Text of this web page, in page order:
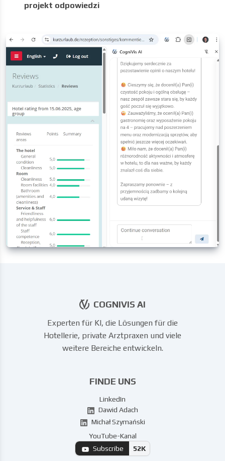
projekt odpowiedzi
COGNIVIS AI
Experten für KI, die Lösungen für die
Hotellerie, private Arztpraxen und viele
weitere Bereiche entwickeln.
FINDE UNS
LinkedIn
Dawid Adach
Michał Szymański
YouTube-Kanal
Subscribe
52K